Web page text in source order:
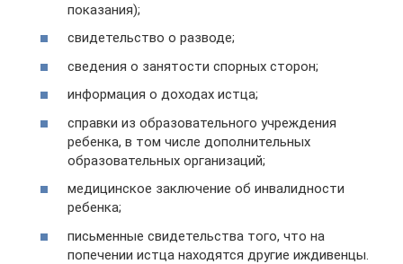
показания);
свидетельство о разводе;
сведения о занятости спорных сторон;
информация о доходах истца;
справки из образовательного учреждения
ребенка, в том числе дополнительных
образовательных организаций;
медицинское заключение об инвалидности
ребенка;
письменные свидетельства того, что на
попечении истца находятся другие иждивенцы.